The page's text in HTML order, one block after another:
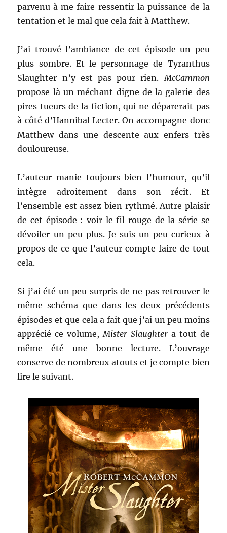
parvenu à me faire ressentir la puissance de la
tentation et le mal que cela fait à Matthew.
J’ai trouvé l’ambiance de cet épisode un peu
plus sombre. Et le personnage de Tyranthus
Slaughter n’y est pas pour rien.McCammon
propose là un méchant digne de la galerie des
pires tueurs de la fiction, qui ne déparerait pas
à côté d’Hannibal Lecter. On accompagne donc
Matthew dans une descente aux enfers très
douloureuse.
L’auteur manie toujours bien l’humour, qu’il
intègre adroitement dans son récit. Et
l’ensemble est assez bien rythmé. Autre plaisir
de cet épisode : voir le fil rouge de la série se
dévoiler un peu plus. Je suis un peu curieux à
propos de ce que l’auteur compte faire de tout
cela.
Si j’ai été un peu surpris de ne pas retrouver le
même schéma que dans les deux précédents
épisodes et que cela a fait que j’ai un peu moins
apprécié ce volume,Mister Slaughtera tout de
même été une bonne lecture. L’ouvrage
conserve de nombreux atouts et je compte bien
lire le suivant.